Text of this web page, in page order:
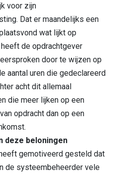
voor zijn
Dat er maandelijks een
wat lijkt op
de opdrachtgever
door te wijzen op
aantal uren die gedeclareerd
acht dit allemaal
die meer lijken op een
opdracht dan op een
deze beloningen
gemotiveerd gesteld dat
de systeembeheerder vele